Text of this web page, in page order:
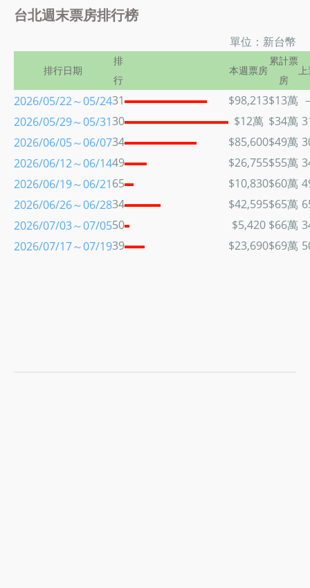
台北週末票房排行榜
單位：新台幣
排行日期
排
行
本週票房
累計票
房
2026/05/22～05/2431 $98,213$13萬
2026/05/29～05/3130 $12萬 $34萬
2026/06/05～06/0734 $85,600$49萬
2026/06/12～06/1449 $26,755$55萬
2026/06/19～06/2165 $10,830$60萬
2026/06/26～06/2834 $42,595$65萬
2026/07/03～07/0550 $5,420 $66萬
2026/07/17～07/1939 $23,690$69萬